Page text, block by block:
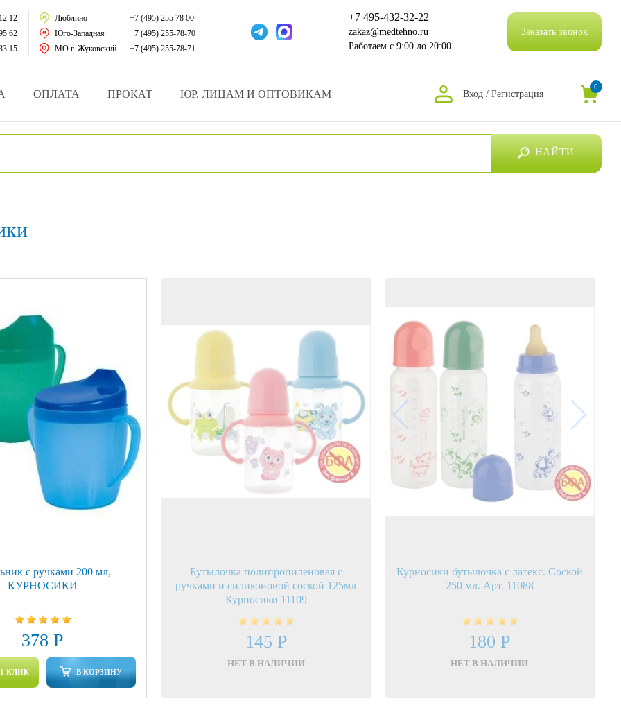
за больными
и мед.учреждений
техники
12
62
15
Люблино
+7 (495) 255 78 00
Юго-Западная
+7 (495) 255-78-70
МО г. Жуковский
+7 (495) 255-78-71
+7 495-432-32-22
zakaz@medtehno.ru
Работаем с 9:00 до 20:00
Заказать звонок
ОПЛАТА ПРОКАТ ЮР. ЛИЦАМ И ОПТОВИКАМ Вход / Регистрация
0
НАЙТИ
с ручками 200 мл,
КУРНОСИКИ
378 Р
КЛИК В КОРЗИНУ
Бутылочка полипропиленовая с
ручками и силиконовой соской 125мл
Курносики 11109
145 Р
НЕТ В НАЛИЧИИ
Курносики бутылочка с латекс. Соской
250 мл. Арт. 11088
180 Р
НЕТ В НАЛИЧИИ